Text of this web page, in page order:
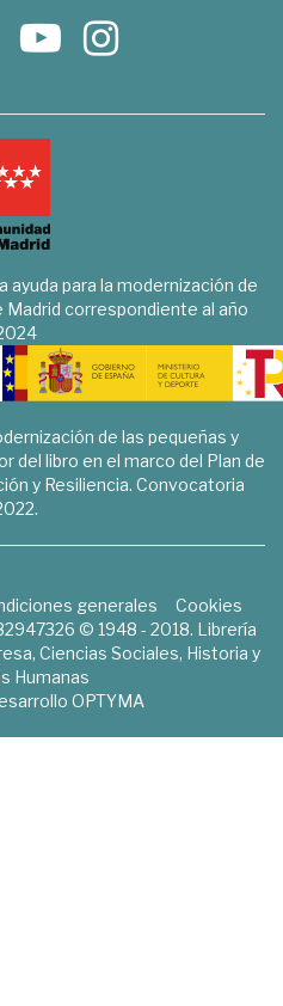
ayuda para la modernización de
Madrid correspondiente al año
de las pequeñas y
del libro en el marco del Plan de
y Resiliencia. Convocatoria
generales
Cookies
© 1948 - 2018. Librería
Ciencias Sociales, Historia y
Humanas
OPTYMA